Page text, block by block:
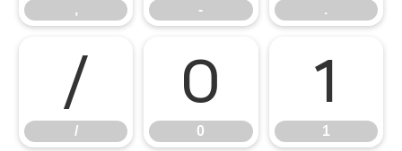
, - .
/
/
0
0
1
1